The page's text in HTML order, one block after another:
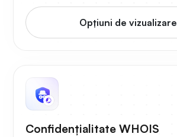
Opțiuni de vizualizare
Confidențialitate WHOIS